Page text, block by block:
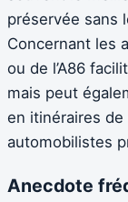
préservée sans
Concernant les
ou de l’A86
mais peut
en itinéraires
automobilistes
Anecdote